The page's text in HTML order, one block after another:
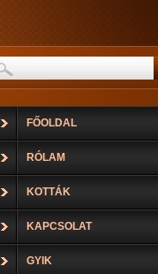
FŐOLDAL
RÓLAM
KOTTÁK
KAPCSOLAT
GYIK